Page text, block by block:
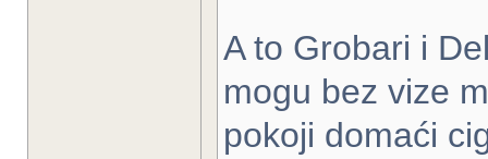
A to Grobari i
mogu bez vize
pokoji domaći